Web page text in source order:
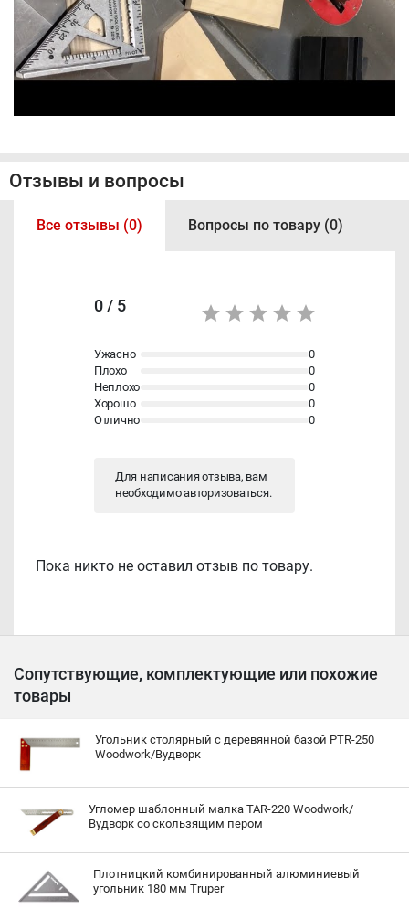
Отзывы и вопросы
Все отзывы (0) Вопросы по товару (0)
Пока никто не оставил отзыв по товару.
0 / 5
Ужасно
0
Плохо
0
Неплохо
0
Хорошо
0
Отлично
0
Для написания отзыва, вам
необходимоавторизоваться.
Сопутствующие, комплектующие или похожие
товары
Угольник столярный с деревянной базой PTR-250
Woodwork/Вудворк
Угломер шаблонный малка TAR-220 Woodwork/
Вудворк со скользящим пером
Плотницкий комбинированный алюминиевый
угольник 180 мм Truper